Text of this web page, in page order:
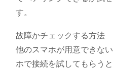
す。
故障かチェックする方法
他のスマホが用意できな
ホで接続を試してもらうと